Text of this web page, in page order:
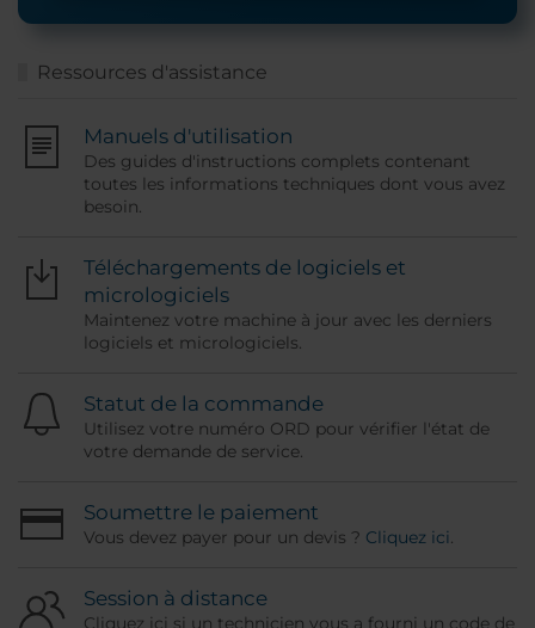
Ressources d'assistance
Manuels d'utilisation
Des guides d'instructions complets contenant
toutes les informations techniques dont vous avez
besoin.
Téléchargements de logiciels et
micrologiciels
Maintenez votre machine à jour avec les derniers
logiciels et micrologiciels.
Statut de la commande
Utilisez votre numéro ORD pour vérifier l'état de
votre demande de service.
Soumettre le paiement
Vous devez payer pour un devis ? Cliquez ici.
Session à distance
Cliquez ici si un technicien vous a fourni un code de